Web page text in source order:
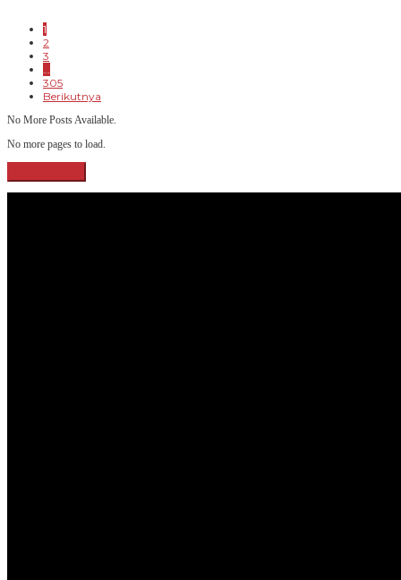
1
2
3
305
Berikutnya
No More Posts Available.
No more pages to load.